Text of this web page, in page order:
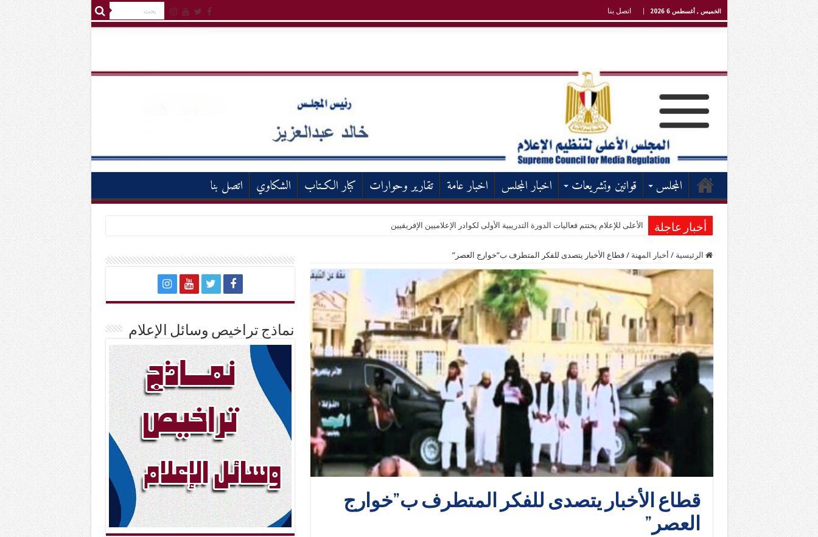
الخميس , أغسطس 6 2026 اتصل بنا
المجلس قوانين وتشريعات اخبار المجلس اخبار عامة تقارير وحوارات كبار الكـتاب الشكاوي اتصل بنا
أخبار عاجلة الأعلى للإعلام يختتم فعاليات الدورة التدريبية الأولى لكوادر الإعلاميين الإفريقيين
الرئيسية / أخبار المهنة / قطاع الأخبار يتصدى للفكر المتطرف ب”خوارج العصر”
قطاع الأخبار يتصدى للفكر المتطرف ب”خوارج
العصر”
نماذج تراخيص وسائل الإعلام